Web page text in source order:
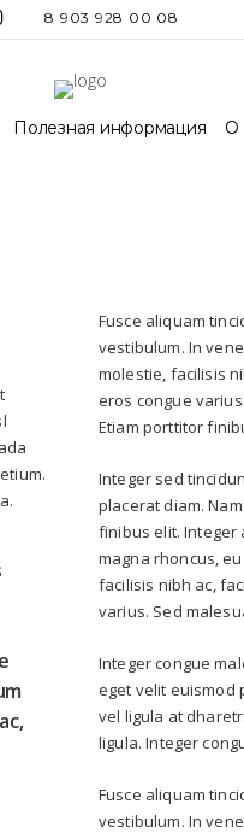
8 903 928 00 08
Полезная информация О
Fusce aliquam
vestibulum. In
molestie, facilisis
eros congue
Etiam porttitor
Integer sed
placerat diam.
finibus elit. Integer
magna rhoncus,
facilisis nibh ac,
varius. Sed
Integer congue
eget velit euismod
vel ligula at
ligula. Integer
Fusce aliquam
vestibulum. In